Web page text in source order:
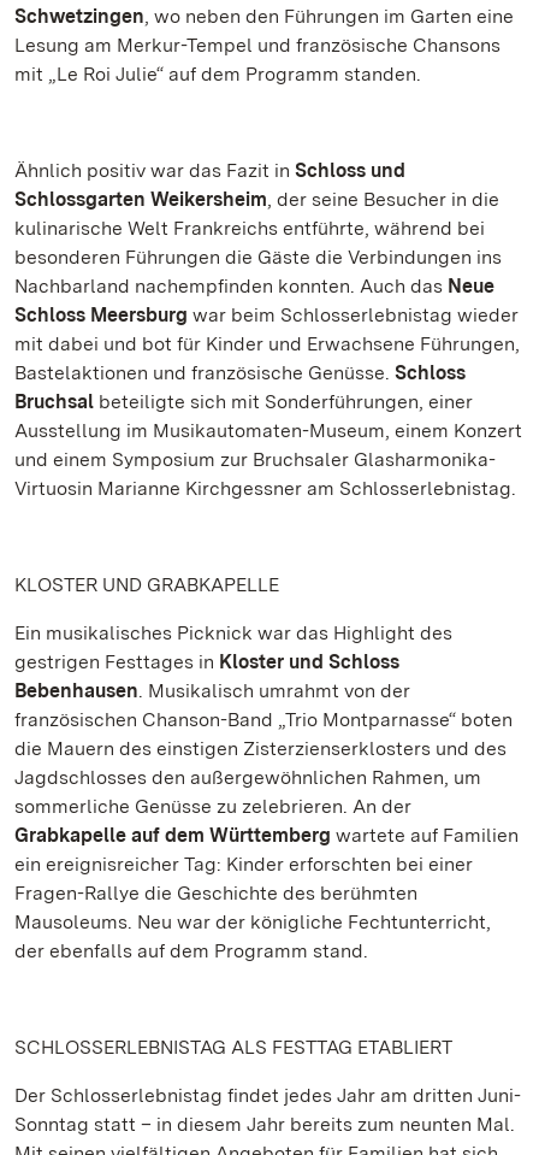
Schwetzingen, wo neben den Führungen im Garten eine
Lesung am Merkur-Tempel und französische Chansons
mit „Le Roi Julie“ auf dem Programm standen.
Ähnlich positiv war das Fazit in Schloss und
Schlossgarten Weikersheim, der seine Besucher in die
kulinarische Welt Frankreichs entführte, während bei
besonderen Führungen die Gäste die Verbindungen ins
Nachbarland nachempfinden konnten. Auch das Neue
Schloss Meersburg war beim Schlosserlebnistag wieder
mit dabei und bot für Kinder und Erwachsene Führungen,
Bastelaktionen und französische Genüsse. Schloss
Bruchsal beteiligte sich mit Sonderführungen, einer
Ausstellung im Musikautomaten-Museum, einem Konzert
und einem Symposium zur Bruchsaler Glasharmonika-
Virtuosin Marianne Kirchgessner am Schlosserlebnistag.
KLOSTER UND GRABKAPELLE
Ein musikalisches Picknick war das Highlight des
gestrigen Festtages in Kloster und Schloss
Bebenhausen. Musikalisch umrahmt von der
französischen Chanson-Band „Trio Montparnasse“ boten
die Mauern des einstigen Zisterzienserklosters und des
Jagdschlosses den außergewöhnlichen Rahmen, um
sommerliche Genüsse zu zelebrieren. An der
Grabkapelle auf dem Württemberg wartete auf Familien
ein ereignisreicher Tag: Kinder erforschten bei einer
Fragen-Rallye die Geschichte des berühmten
Mausoleums. Neu war der königliche Fechtunterricht,
der ebenfalls auf dem Programm stand.
SCHLOSSERLEBNISTAG ALS FESTTAG ETABLIERT
Der Schlosserlebnistag findet jedes Jahr am dritten Juni-
Sonntag statt – in diesem Jahr bereits zum neunten Mal.